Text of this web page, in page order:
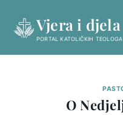
content
Vjera i djela
PORTAL KATOLIČKIH TEOLOGA
O